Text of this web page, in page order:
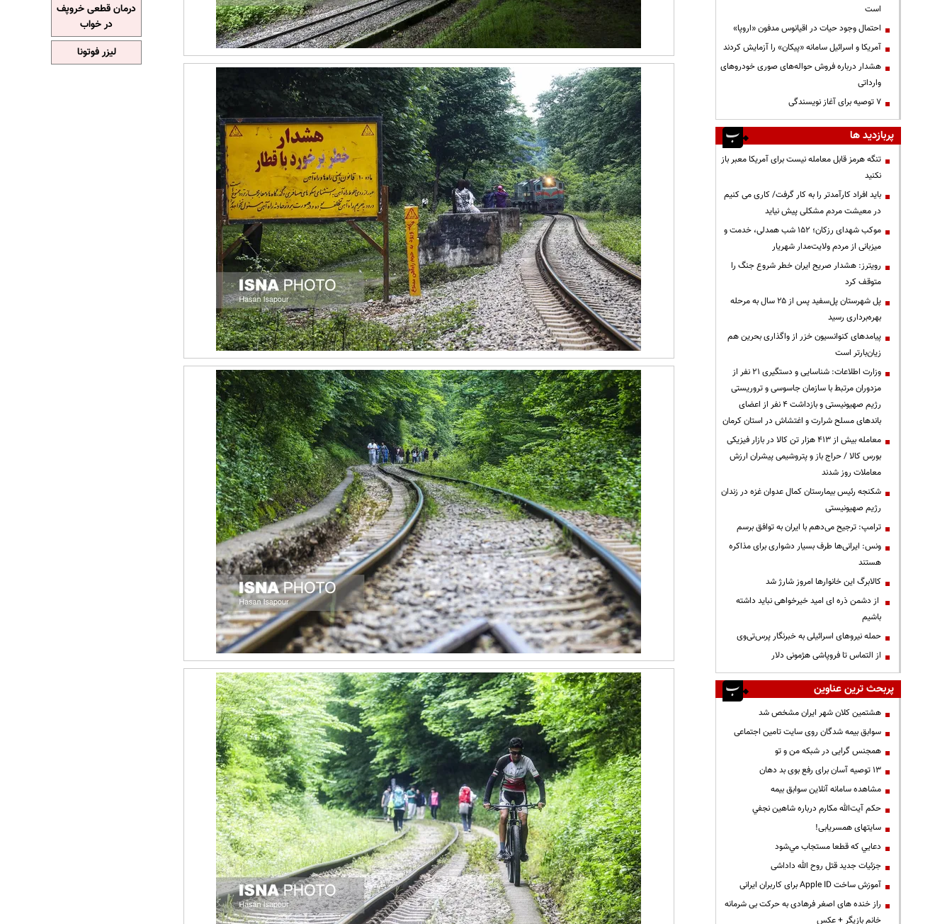
است
احتمال وجود حیات در اقیانوس مدفون «اروپا»
آمریکا و اسرائیل سامانه «پیکان» را آزمایش کردند
هشدار درباره فروش حواله‌های صوری خودروهای
وارداتی
۷ توصیه برای آغاز نویسندگی
پربازدید ها
تنگه هرمز قابل معامله نیست برای آمریکا معبر باز
نکنید
باید افراد کارآمدتر را به کار گرفت/ کاری می کنیم
در معیشت مردم مشکلی پیش نیاید
موکب شهدای رزکان؛ ۱۵۲ شب همدلی، خدمت و
میزبانی از مردم ولایت‌مدار شهریار
رویترز: هشدار صریح ایران خطر شروع جنگ را
متوقف کرد
پل شهرستان پل‌سفید پس از ۲۵ سال به مرحله
بهره‌برداری رسید
پیامدهای کنوانسیون خزر از واگذاری بحرین هم
زیان‌بارتر است
وزارت اطلاعات: شناسایی و دستگیری ۲۱ نفر از
مزدوران مرتبط با سازمان جاسوسی و تروریستی
رژیم صهیونیستی و بازداشت ۴ نفر از اعضای
باندهای مسلح شرارت و اغتشاش در استان کرمان
معامله بیش از ۴۱۳ هزار تن کالا در بازار فیزیکی
بورس کالا / حراج باز و پتروشیمی پیشران ارزش
معاملات روز شدند
شکنجه رئیس بیمارستان کمال عدوان غزه در زندان
رژیم صهیونیستی
ترامپ: ترجیح می‌دهم با ایران به توافق برسم
ونس: ایرانی‌ها طرف بسیار دشواری برای مذاکره
هستند
کالابرگ این خانوارها امروز شارژ شد
از دشمن ذره ای امید خیرخواهی نباید داشته
باشیم
حمله نیروهای اسرائیلی به خبرنگار پرس‌تی‌وی
از التماس تا فروپاشی هژمونی دلار
پربحث ترین عناوین
هشتمین کلان شهر ایران مشخص شد
سوابق بیمه شدگان روی سایت تامین اجتماعی
همجنس گرایی در شبکه من و تو
13 توصیه آسان برای رفع بوی بد دهان
مشاهده سامانه آنلاين سوابق بیمه
حكم آيت‌الله مكارم درباره شاهين نجفي
سایتهای همسریابی!
دعايي كه قطعا مستجاب مي‌شود
جزئیات جدید قتل روح الله داداشی
آموزش ساخت Apple ID برای کاربران ایرانی
راز خنده های اصغر فرهادی به حرکت بی شرمانه
خانم بازیگر + عکس
درمان قطعی خروپف
در خواب
لیزر فوتونا